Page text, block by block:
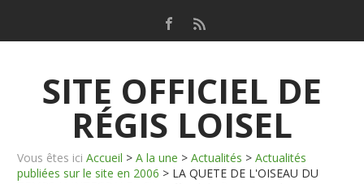
SITE OFFICIEL DE
RÉGIS LOISEL
Vous êtes ici Accueil > A la une > Actualités > Actualités
publiées sur le site en 2006 > LA QUETE DE L'OISEAU DU